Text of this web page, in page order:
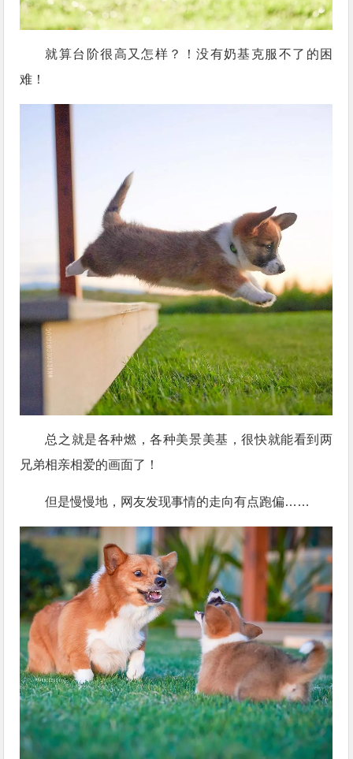
就算台阶很高又怎样？！没有奶基克服不了的困
难！
总之就是各种燃，各种美景美基，很快就能看到两
兄弟相亲相爱的画面了！
但是慢慢地，网友发现事情的走向有点跑偏……